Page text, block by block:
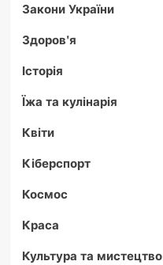
Закони України
Здоров'я
Історія
Їжа та кулінарія
Квіти
Кіберспорт
Космос
Краса
Культура та мистецтво